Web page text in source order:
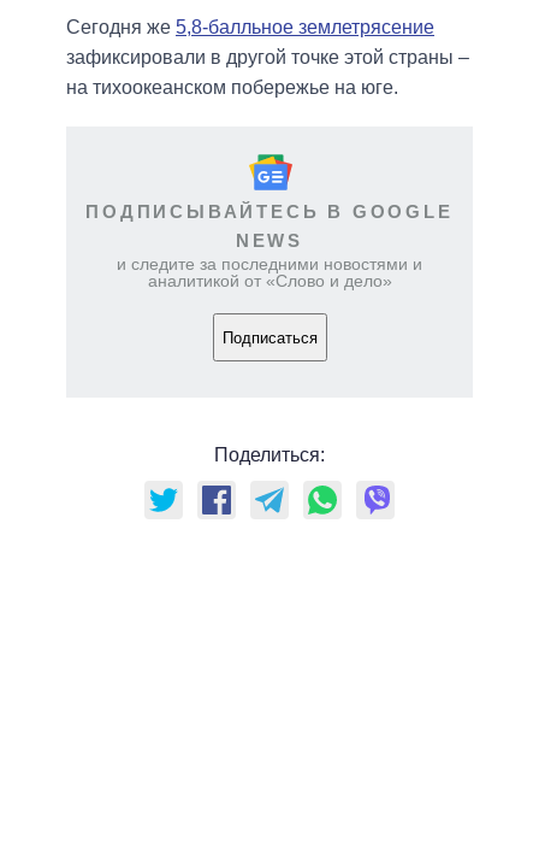
Сегодня же 5,8-балльное землетрясение
зафиксировали в другой точке этой страны –
на тихоокеанском побережье на юге.
ПОДПИСЫВАЙТЕСЬ В GOOGLE
NEWS
и следите за последними новостями и
аналитикой от «Слово и дело»
Подписаться
Поделиться: